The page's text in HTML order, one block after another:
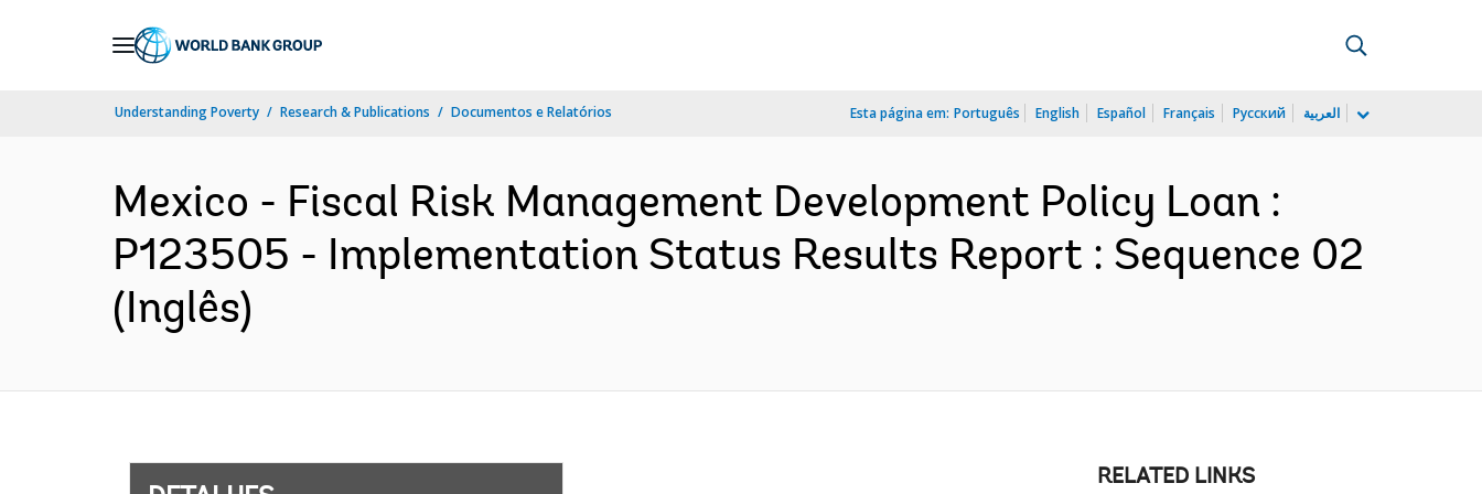
Understanding Poverty Research & Publications Documentos e Relatórios Esta página em: Português English Español Français Русский العربية
Mexico - Fiscal Risk Management Development Policy Loan :
P123505 - Implementation Status Results Report : Sequence 02
(Inglês)
RELATED LINKS